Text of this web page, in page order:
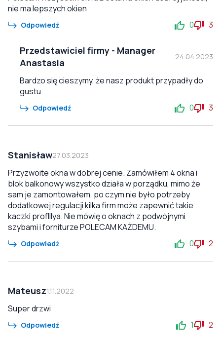
nie ma lepszych okien
Odpowiedź 0 3
Przedstawiciel firmy - Manager
Anastasia
24.04.2023
Bardzo się cieszymy, że nasz produkt przypadły do
gustu.
Odpowiedź 0 3
Stanisław27.03.2023
Przyzwoite okna w dobrej cenie. Zamówiłem 4 okna i
blok balkonowy wszystko działa w porządku, mimo że
sam je zamontowałem, po czym nie było potrzeby
dodatkowej regulacji kilka firm może zapewnić takie
kaczki profIllya. Nie mówię o oknach z podwójnymi
szybami i forniturze POLECAM KAŻDEMU.
Odpowiedź 0 2
Mateusz1.11.2022
Super drzwi
Odpowiedź 1 2